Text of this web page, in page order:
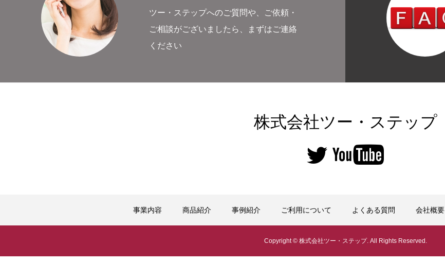
ツー・ステップへのご質問や、ご依頼・
ご相談がございましたら、まずはご連絡
ください
株式会社ツー・ステップ
事業内容 商品紹介 事例紹介 ご利用について よくある質問 会社概要
Copyright © 株式会社ツー・ステップ. All Rights Reserved.